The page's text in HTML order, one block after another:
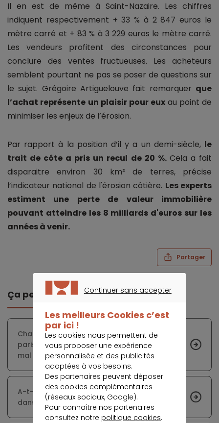
Il en est de même à Saint-Nazaire. Les chiffres
indiquent respectivement + 33 % à 2 847 euros le
mètre carré et + 83 % à 3 229 euros le mètre carré.
Les vendeurs profitent des circonstances pour
conclure des ventes fructueuses. Les acheteurs
semblent pourtant ne pas se poser de questions sur
le sujet. Grégoire Artiguelouve fait remarquer que
l’achat représente un plaisir pour eux au point de
minimiser les enjeux de l’érosion.
Par rapport à la position d’il y a un demi-siècle, le
trait de côte a pris un recul de 20 %. Cela a fait
disparaitre environ 30 km² de terres, précise
l’indicateur national de l'érosion côtière. Les experts
estiment une perte de valeur immobilière
pouvant atteindre les 8 milliards d'euros sur les
années à venir.
Partager
Ça peut vous intéresser
Chapelle International, un nouveau quartier
parisien où les logements neufs se vendent
mal
A-t-on intérêt à liquider son prêt à l’habitat
dans un contexte d’inflation ?
Continuer sans accepter
Les meilleurs Cookies c’est
par ici !
Les cookies nous permettent de
vous proposer une expérience
personnalisée et des publicités
adaptées à vos besoins.
Des partenaires peuvent déposer
des cookies complémentaires
(réseaux sociaux, Google).
Pour connaître nos partenaires
consultez notre politique cookies.